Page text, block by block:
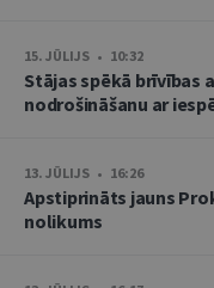
15. JŪLIJS • 10:32
Stājas spēkā brīvības
nodrošināšanu ar
13. JŪLIJS • 16:26
Apstiprināts jauns
nolikums